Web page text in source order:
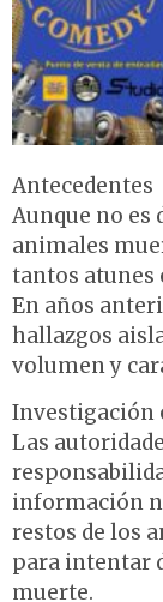
Antecedentes
Aunque no es
animales
tantos atunes
En años
hallazgos
volumen y
Investigación
Las
información
restos de los
para intentar
muerte.